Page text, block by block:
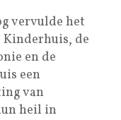
vervulde het
Kinderhuis, de
en de
een
van
heil in